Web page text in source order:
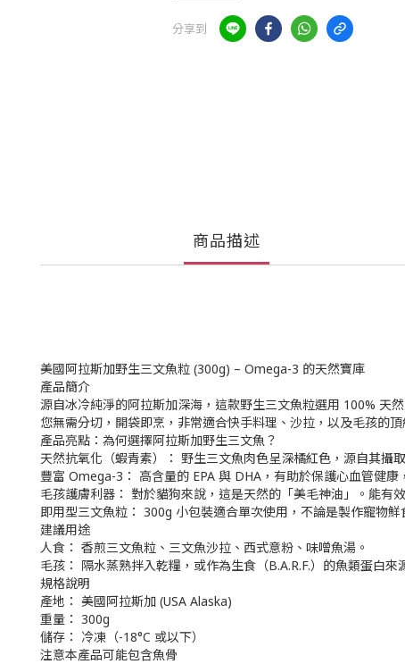
分享到
商品描述
美國阿拉斯加野生三文魚粒 (300g) – Omega-3 的天然寶庫
​產品簡介
源自冰冷純淨的阿拉斯加深海，這款野生三文魚粒選用 100% 天
您無需分切，開袋即烹，非常適合快手料理、沙拉，以及毛孩的頂
​產品亮點：為何選擇阿拉斯加野生三文魚？
天然抗氧化（蝦青素）： 野生三文魚肉色呈深橘紅色，源自其攝
豐富 Omega-3： 高含量的 EPA 與 DHA，有助於保護心血管健康
毛孩護膚利器： 對於貓狗來說，這是天然的「美毛神油」。能有
即用型三文魚粒： 300g 小包裝適合單次使用，不論是製作寵物
​建議用途
​人食： 香煎三文魚粒、三文魚沙拉、西式意粉、味噌魚湯。
毛孩： 隔水蒸熟拌入乾糧，或作為生食（B.A.R.F.）的魚類蛋白來
​規格說明
​產地： 美國阿拉斯加 (USA Alaska)
​重量： 300g
​儲存： 冷凍（-18°C 或以下）
注意本產品可能包含魚骨